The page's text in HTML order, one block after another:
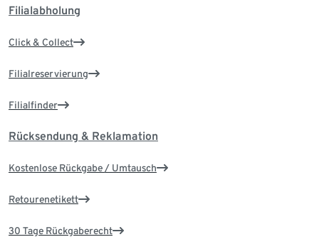
Filialabholung
Click & Collect
Filialreservierung
Filialfinder
Rücksendung & Reklamation
Kostenlose Rückgabe / Umtausch
Retourenetikett
30 Tage Rückgaberecht